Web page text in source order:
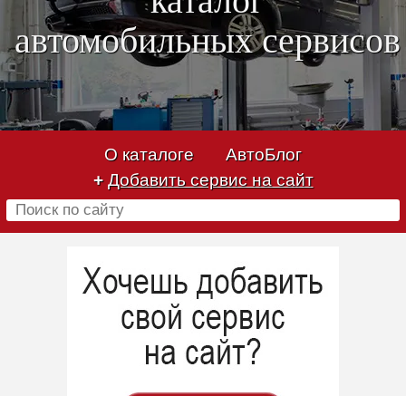
автомобильных сервисов
О каталоге
АвтоБлог
+ Добавить сервис на сайт